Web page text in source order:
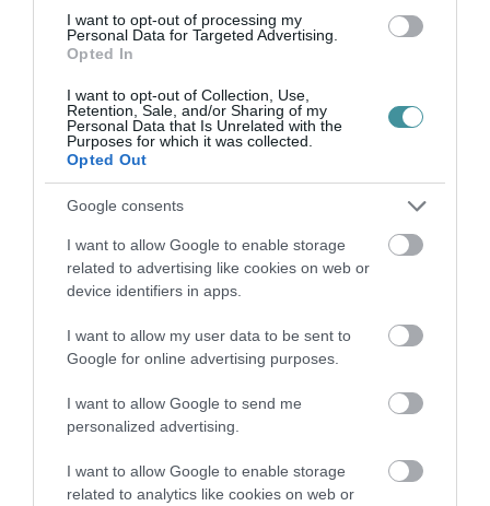
I want to opt-out of processing my
Personal Data for Targeted Advertising.
Opted In
I want to opt-out of Collection, Use,
Retention, Sale, and/or Sharing of my
Personal Data that Is Unrelated with the
Purposes for which it was collected.
Opted Out
Google consents
I want to allow Google to enable storage
related to advertising like cookies on web or
device identifiers in apps.
I want to allow my user data to be sent to
Google for online advertising purposes.
I want to allow Google to send me
personalized advertising.
I want to allow Google to enable storage
related to analytics like cookies on web or
Legfrissebb híreink
TÖBB MINT EGY HÓNAP IS LEHET, MIRE
TELJESEN ÚJRAINDUL A P...
2026. augusztus 07|Mindenki ügye
TANULJ NÉMETÜL OTTHONRÓL: A
DIGITÁLIS TANULÁS ELŐNYEI
2026. augusztus 07|Promóció
ÚJRAINDULNAK A KORÁBBAN
2026. augusztus 07 Eger ügye